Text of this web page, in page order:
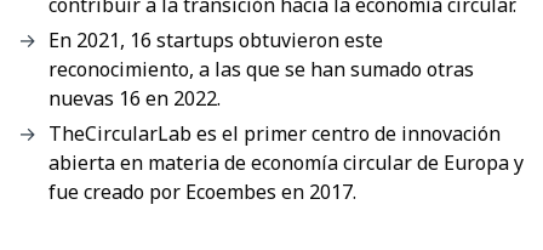
En 2021, 16 startups obtuvieron este
reconocimiento, a las que se han sumado otras
nuevas 16 en 2022.
TheCircularLab es el primer centro de innovación
abierta en materia de economía circular de Europa y
fue creado por Ecoembes en 2017.